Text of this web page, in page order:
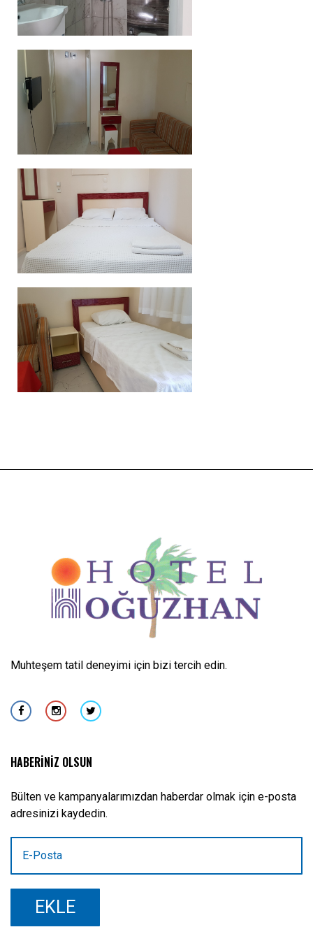
Muhteşem tatil deneyimi için bizi tercih edin.
HABERİNİZ OLSUN
Bülten ve kampanyalarımızdan haberdar olmak için e-posta
adresinizi kaydedin.